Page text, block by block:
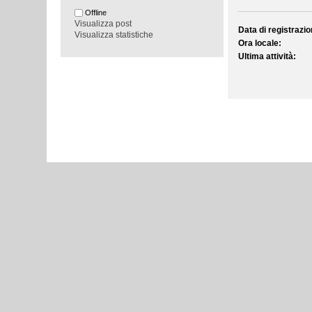
Offline
Visualizza post
Visualizza statistiche
Data di
Ora locale:
Ultima attività: